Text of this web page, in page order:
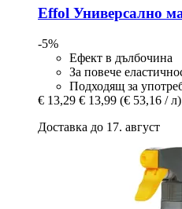
Effol Универсално
-5%
Ефект в дълбочина
За повече
Подходящ за
€ 13,29 € 13,99 (€ 53,16 / л)
Доставка до 17. август